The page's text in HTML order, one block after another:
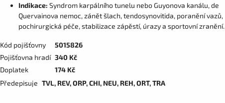
Indikace: Syndrom karpálního tunelu nebo Guyonova kanálu, de
Quervainova nemoc, zánět šlach, tendosynovitida, poranění vazů,
pochirurgická péče, stabilizace zápěstí, úrazy a sportovní zranění.
Kód pojišťovny
5015826
Pojišťovna hradí 340 Kč
Doplatek
174 Kč
Předepisuje TVL, REV, ORP, CHI, NEU, REH, ORT, TRA